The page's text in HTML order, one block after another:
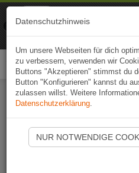
Naviki
Datenschutzhinweis
Um unsere Webseiten für dich
zu verbessern, verwenden wir
Buttons "Akzeptieren" stimmst du
Button "Konfigurieren" kannst du
zulassen willst. Weitere
Datenschutzerklärung.
NUR NOTWENDIGE
Naviki